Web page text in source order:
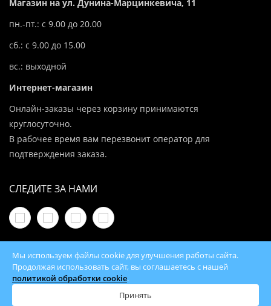
Магазин на ул. Дунина-Марцинкевича, 11
пн.-пт.: с 9.00 до 20.00
сб.: с 9.00 до 15.00
вс.: выходной
Интернет-магазин
Онлайн-заказы через корзину принимаются
круглосуточно.
В рабочее время вам перезвонит оператор для
подтверждения заказа.
СЛЕДИТЕ ЗА НАМИ
© 2026 100Kotlov.by — продажа отопительного
оборудования с доставкой по всей Беларуси
Мы используем файлы cookie для улучшения работы сайта.
Продолжая использовать сайт, вы соглашаетесь с нашей
политикой обработки cookie.
Принять